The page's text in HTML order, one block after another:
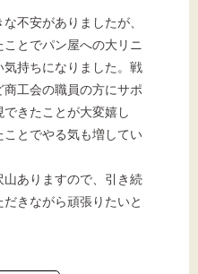
不安がありましたが、
とでパン屋への大リニ
気持ちになりました。戦
工会の職員の方にサポ
きたことが大変嬉し
ことでやる気も増してい
山ありますので、引き続
きながら頑張りたいと